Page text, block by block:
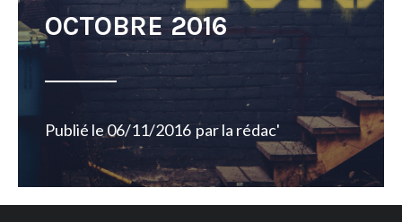
OCTOBRE 2016
Publié le06/11/2016 parla rédac'